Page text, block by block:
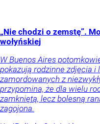
„Nie chodzi o zemstę”.
wołyńskiej
W Buenos Aires
pokazują rodzinne zdjęcia
zamordowanych z
przypomina, że dla wielu
zamkniętą, lecz bolesną
zagojona.